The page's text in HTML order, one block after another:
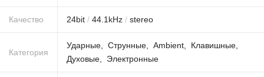
Качество 24bit / 44.1 kHz / stereo
Категория
Ударные Струнные Ambient
Клавишные
Духовые
Электронные